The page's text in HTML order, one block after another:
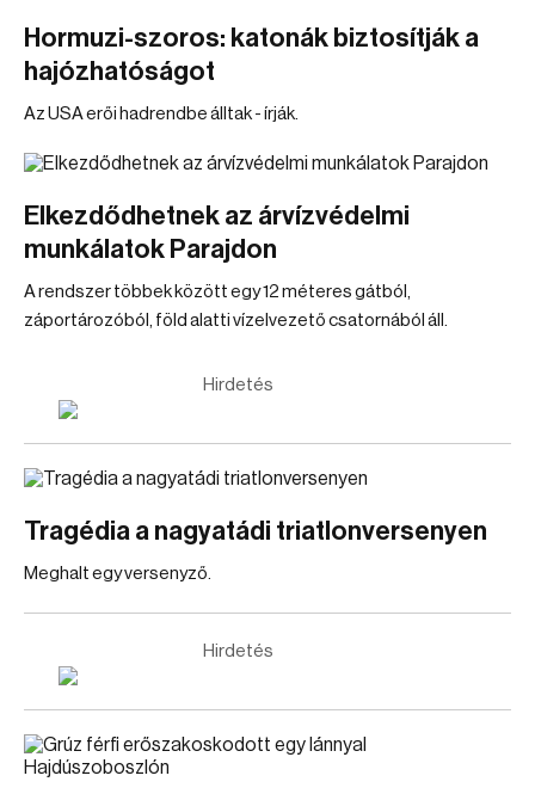
Hormuzi-szoros: katonák biztosítják a
hajózhatóságot
Az USA erői hadrendbe álltak - írják.
Elkezdődhetnek az árvízvédelmi
munkálatok Parajdon
A rendszer többek között egy 12 méteres gátból,
záportározóból, föld alatti vízelvezető csatornából áll.
Hirdetés
Tragédia a nagyatádi triatlonversenyen
Meghalt egy versenyző.
Hirdetés